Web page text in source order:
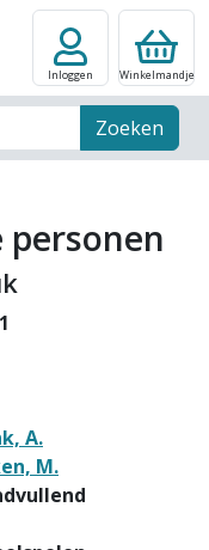
Zoeken
Inloggen Winkelmandje
A.
M.